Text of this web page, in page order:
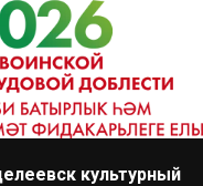
культурный